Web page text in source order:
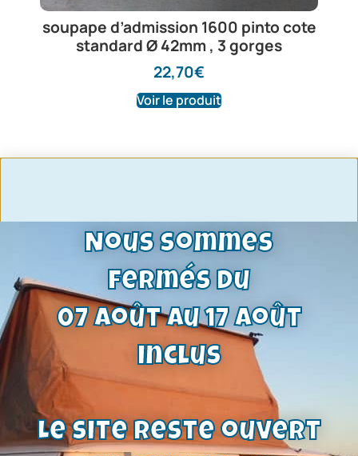
soupape d’admission 1600 pinto cote
standard Ø 42mm , 3 gorges
22,70€
Voir le produit
Nous sommes
fermés du
07 août au 17 août
inclus
Le site reste ouvert